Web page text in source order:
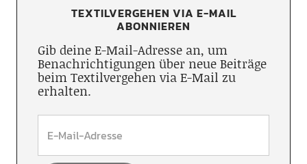
TEXTILVERGEHEN VIA E-MAIL
ABONNIEREN
Gib deine E-Mail-Adresse an, um
Benachrichtigungen über neue Beiträge
beim Textilvergehen via E-Mail zu
erhalten.